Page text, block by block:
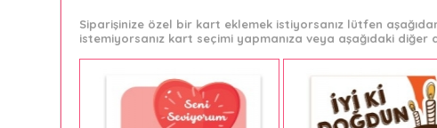
Siparişinize özel bir kart eklemek istiyorsanız lütfen
istemiyorsanız kart seçimi yapmanıza veya aşağıdaki